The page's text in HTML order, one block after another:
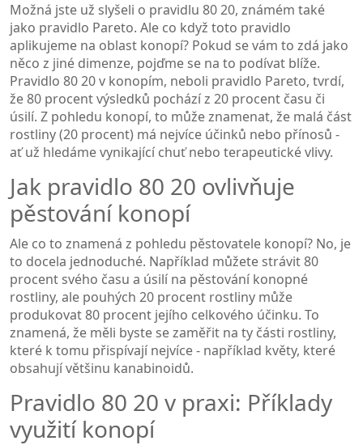
Možná jste už slyšeli o pravidlu 80 20, známém také
jako pravidlo Pareto. Ale co když toto pravidlo
aplikujeme na oblast konopí? Pokud se vám to zdá jako
něco z jiné dimenze, pojďme se na to podívat blíže.
Pravidlo 80 20 v konopím, neboli pravidlo Pareto, tvrdí,
že 80 procent výsledků pochází z 20 procent času či
úsilí. Z pohledu konopí, to může znamenat, že malá část
rostliny (20 procent) má nejvíce účinků nebo přínosů -
ať už hledáme vynikající chuť nebo terapeutické vlivy.
Jak pravidlo 80 20 ovlivňuje
pěstování konopí
Ale co to znamená z pohledu pěstovatele konopí? No, je
to docela jednoduché. Například můžete strávit 80
procent svého času a úsilí na pěstování konopné
rostliny, ale pouhých 20 procent rostliny může
produkovat 80 procent jejího celkového účinku. To
znamená, že měli byste se zaměřit na ty části rostliny,
které k tomu přispívají nejvíce - například květy, které
obsahují většinu kanabinoidů.
Pravidlo 80 20 v praxi: Příklady
využití konopí